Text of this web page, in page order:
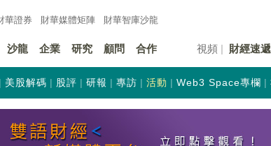
華證券 財華媒體矩陣 財華智庫沙龍
沙龍 企業 研究 顧問 合作 視頻 財經速遞
美股解碼 股評 研報 專訪 活動 Web3 Space專欄